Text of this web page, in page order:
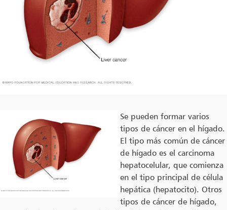
Se pueden formar varios
tipos de cáncer en el hígado.
El tipo más común de cáncer
de hígado es el carcinoma
hepatocelular, que comienza
en el tipo principal de célula
hepática (hepatocito). Otros
tipos de cáncer de hígado,